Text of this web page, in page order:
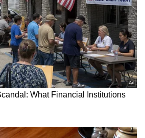
ಹಿಂದುಳಿದ ತಾಲೂಕು ಎಂಬ
ಉದ್ದೇಶದಿಂದ ಹಿಂದಿನ 5
ಅನೇಕ ಅಭಿವೃದ್ದಿ
ಅದರ ಫಲವಾಗಿ ಇಂದು ತಾಲೂಕಿನ
ಬಾರಿಗೆ ತಮಗೆ ಜನ ಸೇವೆ ಮಾಡುವ
ತಾಲೂಕಿನ ಅಭಿವೃದ್ದಿಗೆ ತಮ್ಮ ತಂದೆ
ಮತ್ತು ಮಾಜಿ ಸಂಸದ ದಿ.
ಕೂಡ ಅನೇಕ ಅಭಿವೃದ್ದಿ ಕೆಲಸ
ಇನ್ನೂ ಅನೇಕ ಸಮಸ್ಯೆಗಳುಇ ಇವೆ.
ಪರಿಹಾರ ಮಾಡಲು ಸಾಧ್ಯವಿಲ್ಲ. ಹಂತ